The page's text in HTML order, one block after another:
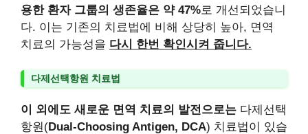
용한 환자 그룹의 생존율은 약 47%로 개선되었습니
다. 이는 기존의 치료법에 비해 상당히 높아, 면역
치료의 가능성을 다시 한번 확인시켜 줍니다.
다제선택항원 치료법
이 외에도 새로운 면역 치료의 발전으로는 다제선택
항원(Dual-Choosing Antigen, DCA) 치료법이 있습